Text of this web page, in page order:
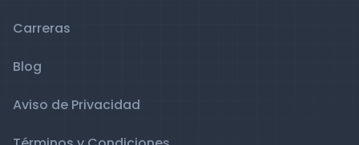
Carreras
Blog
Aviso de Privacidad